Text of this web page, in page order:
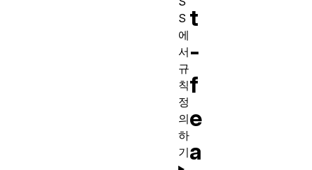
t
-
f
e
a
S
에
서
규
칙
정
의
하
기